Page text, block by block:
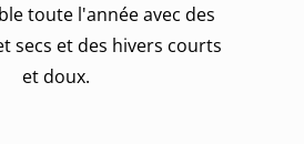
toute l'année avec des
secs et des hivers courts
et doux.